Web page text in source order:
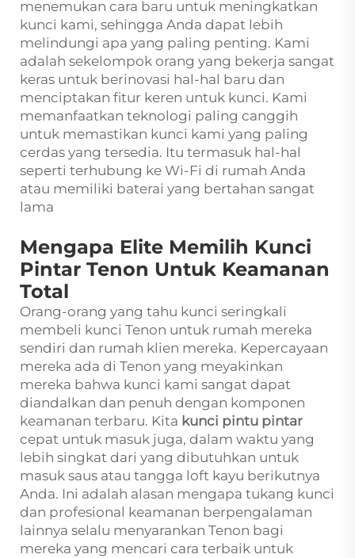
menemukan cara baru untuk meningkatkan
kunci kami, sehingga Anda dapat lebih
melindungi apa yang paling penting. Kami
adalah sekelompok orang yang bekerja sangat
keras untuk berinovasi hal-hal baru dan
menciptakan fitur keren untuk kunci. Kami
memanfaatkan teknologi paling canggih
untuk memastikan kunci kami yang paling
cerdas yang tersedia. Itu termasuk hal-hal
seperti terhubung ke Wi-Fi di rumah Anda
atau memiliki baterai yang bertahan sangat
lama
Mengapa Elite Memilih Kunci
Pintar Tenon Untuk Keamanan
Total
Orang-orang yang tahu kunci seringkali
membeli kunci Tenon untuk rumah mereka
sendiri dan rumah klien mereka. Kepercayaan
mereka ada di Tenon yang meyakinkan
mereka bahwa kunci kami sangat dapat
diandalkan dan penuh dengan komponen
keamanan terbaru. Kita kunci pintu pintar
cepat untuk masuk juga, dalam waktu yang
lebih singkat dari yang dibutuhkan untuk
masuk saus atau tangga loft kayu berikutnya
Anda. Ini adalah alasan mengapa tukang kunci
dan profesional keamanan berpengalaman
lainnya selalu menyarankan Tenon bagi
mereka yang mencari cara terbaik untuk